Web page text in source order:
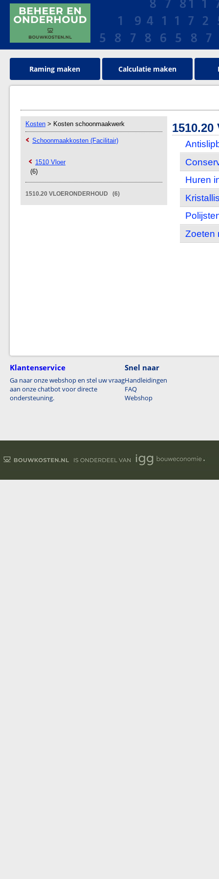
Raming maken Calculatie maken
Kosten > Kosten schoonmaakwerk
Schoonmaakkosten (Facilitair)
1510 Vloer
(6)
1510.20 VLOERONDERHOUD (6)
1510.20
Huren
Zoeten
Klantenservice
Ga naar onze webshop en stel uw vraag
aan onze chatbot voor directe
ondersteuning.
Snel naar
Handleidingen
FAQ
Webshop